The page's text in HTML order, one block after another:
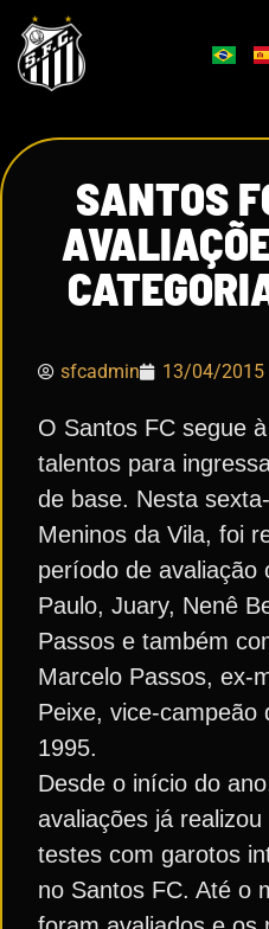
SANTOS
sfcadmin 13/04/2015
O Santos FC segue
talentos para
de base. Nesta
Meninos da Vila, foi
período de avaliação
Paulo, Juary, Nenê
Passos e também
Marcelo Passos, ex-
Peixe, vice-campeão
1995.
Desde o início do
avaliações já
testes com garotos
no Santos FC. Até o